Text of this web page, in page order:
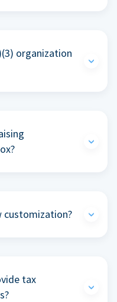
organization
customization?
tax